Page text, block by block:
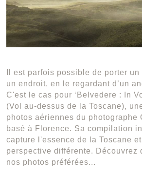
Il est parfois possible de porter
un endroit, en le regardant d’un
C'est le cas pour ‘Belvedere : In
(Vol au-dessus de la Toscane),
photos aériennes du photographe
basé à Florence. Sa compilation
capture l'essence de la Toscane
perspective différente. Découvrez
nos photos préférées...